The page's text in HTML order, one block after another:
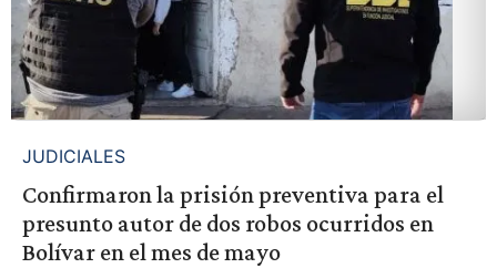
JUDICIALES
Confirmaron la prisión preventiva para el
presunto autor de dos robos ocurridos en
Bolívar en el mes de mayo